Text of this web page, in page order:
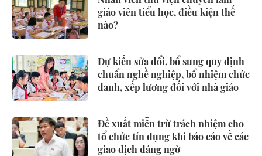
giáo viên tiểu học, điều kiện thế
nào?
Dự kiến sửa đổi, bổ sung quy định
chuẩn nghề nghiệp, bổ nhiệm chức
danh, xếp lương đối với nhà giáo
Đề xuất miễn trừ trách nhiệm cho
tổ chức tín dụng khi báo cáo về các
giao dịch đáng ngờ